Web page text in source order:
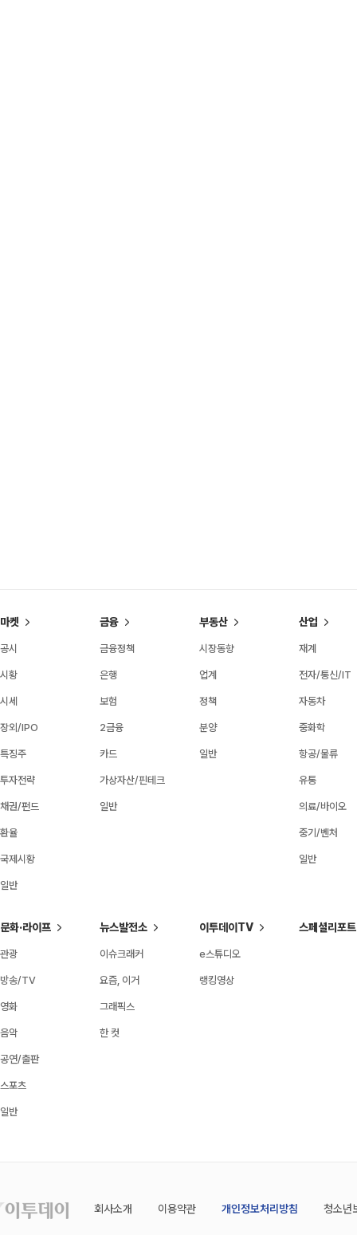
마켓
공시
시황
시세
장외/IPO
특징주
투자전략
채권/펀드
환율
국제시황
일반
금융
금융정책
은행
보험
2금융
카드
가상자산/핀테크
일반
부동산
시장동향
업계
정책
분양
일반
산업
재계
전자/통신/IT
자동차
중화학
항공/물류
유통
의료/바이오
중기/벤처
일반
문화·라이프
관광
방송/TV
영화
음악
공연/출판
스포츠
일반
뉴스발전소
이슈크래커
요즘, 이거
그래픽스
한 컷
이투데이TV
e스튜디오
랭킹영상
스페셜리포트
회사소개 이용약관 개인정보처리방침 청소년